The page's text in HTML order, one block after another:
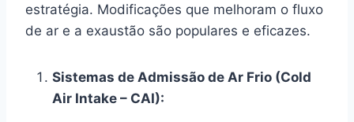
estratégia. Modificações que melhoram o fluxo
de ar e a exaustão são populares e eficazes.
Sistemas de Admissão de Ar Frio (Cold
Air Intake – CAI):